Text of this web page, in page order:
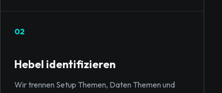
02
Hebel identifizieren
Wir trennen Setup Themen, Daten Themen und